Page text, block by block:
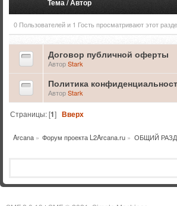
Тема/Автор
0 Пользователей и 1 Гость просматривают этот
Договор публичной оферты
АвторStark
Политика
АвторStark
Страницы: [1]Вверх
Arcana» Форум проекта L2Arcana.ru » ОБЩИЙ